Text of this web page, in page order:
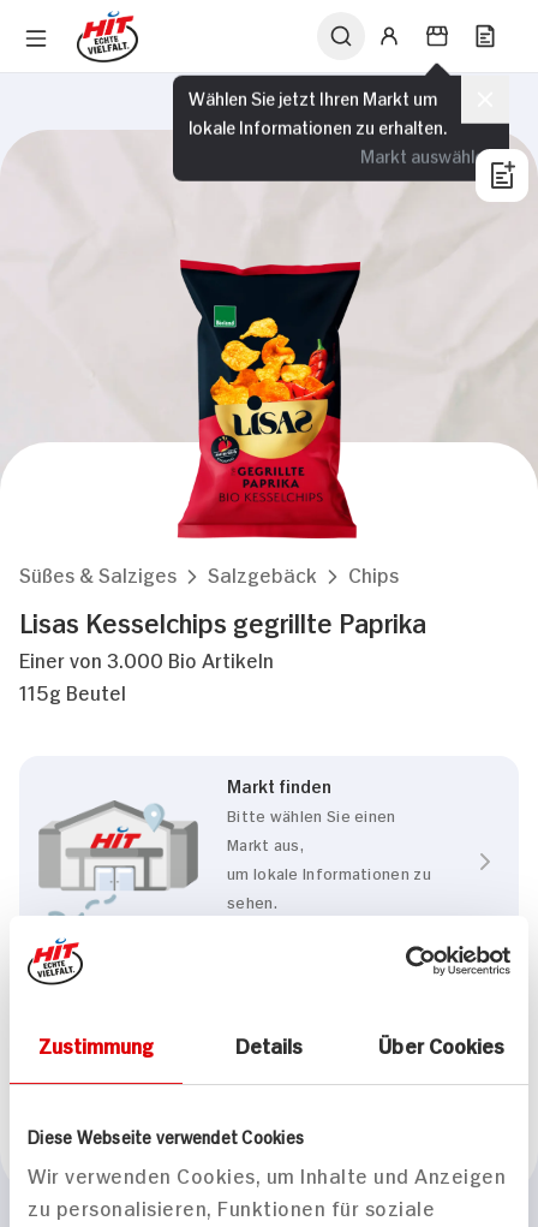
Zustimmung Details Über Cookies
Diese Webseite verwendet Cookies
Wir verwenden Cookies, um Inhalte und Anzeigen
zu personalisieren, Funktionen für soziale
Wählen Sie jetzt Ihren Markt um
lokale Informationen zu erhalten.
Markt auswählen
Süßes & Salziges Salzgebäck Chips
Lisas Kesselchips gegrillte Paprika
Einer von 3.000 Bio Artikeln
115g Beutel
Markt finden
Bitte wählen Sie einen
Markt aus,
um lokale Informationen zu
sehen.
Marke
Lisas